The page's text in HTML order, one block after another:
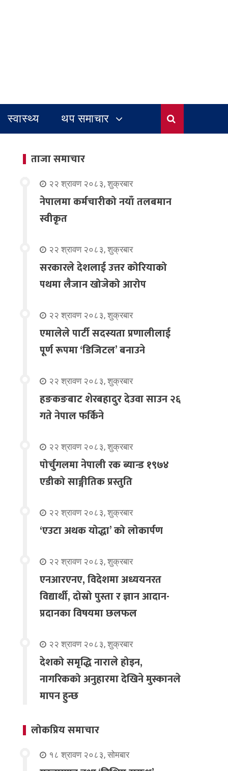
स्वास्थ्य थप समाचार
ताजा समाचार
२२ श्रावण २०८३, शुक्रबार
नेपालमा कर्मचारीको नयाँ तलबमान
स्वीकृत
२२ श्रावण २०८३, शुक्रबार
सरकारले देशलाई उत्तर कोरियाको
पथमा लैजान खोजेको आरोप
२२ श्रावण २०८३, शुक्रबार
एमालेले पार्टी सदस्यता प्रणालीलाई
पूर्ण रूपमा ‘डिजिटल’ बनाउने
२२ श्रावण २०८३, शुक्रबार
हङकङबाट शेरबहादुर देउवा साउन २६
गते नेपाल फर्किने
२२ श्रावण २०८३, शुक्रबार
पोर्चुगलमा नेपाली रक ब्यान्ड १९७४
एडीको साङ्गीतिक प्रस्तुति
२२ श्रावण २०८३, शुक्रबार
‘एउटा अथक योद्धा’ को लोकार्पण
२२ श्रावण २०८३, शुक्रबार
एनआरएनए, विदेशमा अध्ययनरत
विद्यार्थी, दोस्रो पुस्ता र ज्ञान आदान-
प्रदानका विषयमा छलफल
२२ श्रावण २०८३, शुक्रबार
देशको समृद्धि नाराले होइन,
नागरिकको अनुहारमा देखिने मुस्कानले
मापन हुन्छ
लोकप्रिय समाचार
१८ श्रावण २०८३, सोमबार